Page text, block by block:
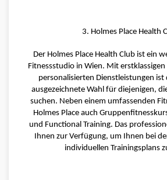
3. Holmes Place Health
Der Holmes Place Health Club ist ein
Fitnessstudio in Wien. Mit
personalisierten Dienstleistungen ist
ausgezeichnete Wahl für diejenigen,
suchen. Neben einem umfassenden
Holmes Place auch
und Functional Training. Das
Ihnen zur Verfügung, um Ihnen bei
individuellen Trainingsplans